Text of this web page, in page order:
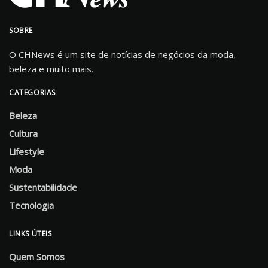
SOBRE
O CHNews é um site de notícias de negócios da moda,
beleza e muito mais.
CATEGORIAS
Beleza
Cultura
Lifestyle
Moda
Sustentabilidade
Tecnologia
LINKS ÚTEIS
Quem Somos